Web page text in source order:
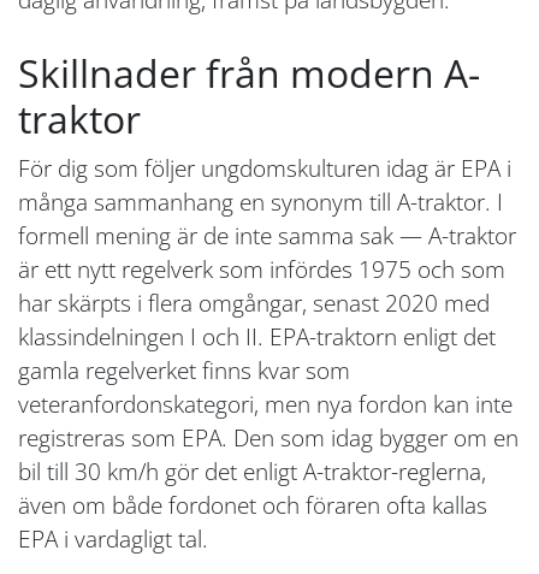
Skillnader från modern A-
traktor
För dig som följer ungdomskulturen idag är EPA i
många sammanhang en synonym till A-traktor. I
formell mening är de inte samma sak — A-traktor
är ett nytt regelverk som infördes 1975 och som
har skärpts i flera omgångar, senast 2020 med
klassindelningen I och II. EPA-traktorn enligt det
gamla regelverket finns kvar som
veteranfordonskategori, men nya fordon kan inte
registreras som EPA. Den som idag bygger om en
bil till 30 km/h gör det enligt A-traktor-reglerna,
även om både fordonet och föraren ofta kallas
EPA i vardagligt tal.